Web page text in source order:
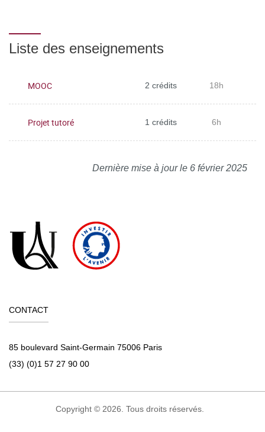
Liste des enseignements
MOOC 2 crédits 18h
Projet tutoré 1 crédits 6h
Dernière mise à jour le 6 février 2025
CONTACT
85 boulevard Saint-Germain 75006 Paris
(33) (0)1 57 27 90 00
Copyright © 2026. Tous droits réservés.